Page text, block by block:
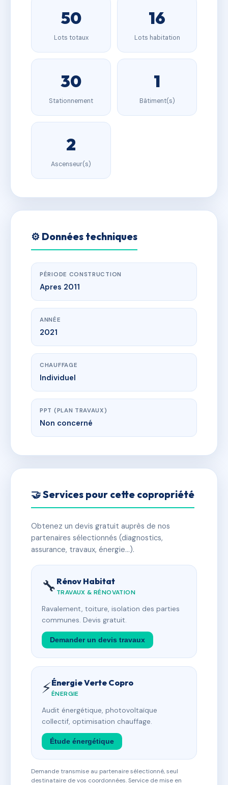
50
Lots totaux
16
Lots habitation
30
Stationnement
1
Bâtiment(s)
2
Ascenseur(s)
⚙️ Données techniques
PÉRIODE CONSTRUCTION
Apres 2011
ANNÉE
2021
CHAUFFAGE
Individuel
PPT (PLAN TRAVAUX)
Non concerné
🤝 Services pour cette copropriété
Obtenez un devis gratuit auprès de nos
partenaires sélectionnés (diagnostics,
assurance, travaux, énergie…).
🔧 Rénov Habitat
TRAVAUX & RÉNOVATION
Ravalement, toiture, isolation des parties
communes. Devis gratuit.
Demander un devis travaux
⚡Énergie Verte Copro
ÉNERGIE
Audit énergétique, photovoltaïque
collectif, optimisation chauffage.
Étude énergétique
Demande transmise au partenaire sélectionné, seul
destinataire de vos coordonnées. Service de mise en